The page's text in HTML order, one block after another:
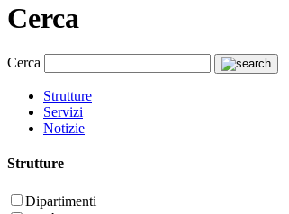
Cerca
Cerca
Strutture
Servizi
Notizie
Strutture
Dipartimenti